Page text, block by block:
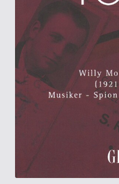
Manuskripte
Mein Konto